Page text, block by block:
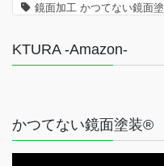
鏡面加工 かつてない鏡面
KTURA -Amazon-
かつてない鏡面塗装®